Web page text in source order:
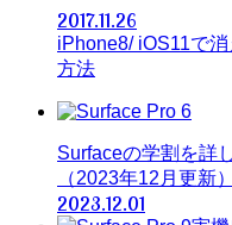
2017.11.26
iPhone8/ iOS11で
方法
Surfaceの学割を詳
（2023年12月更新）
2023.12.01